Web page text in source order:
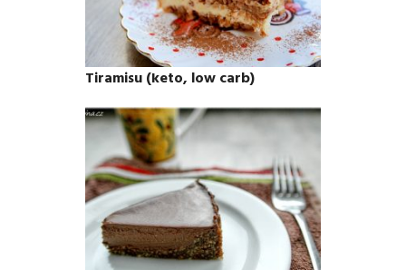
Tiramisu (keto, low carb)